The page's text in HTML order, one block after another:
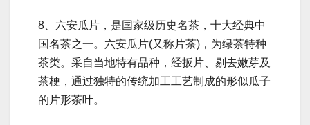
8、六安瓜片，是国家级历史名茶，十大经典中
国名茶之一。六安瓜片(又称片茶)，为绿茶特种
茶类。采自当地特有品种，经扳片、剔去嫩芽及
茶梗，通过独特的传统加工工艺制成的形似瓜子
的片形茶叶。